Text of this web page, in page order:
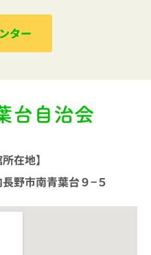
ター
在地】
野市南青葉台９−５